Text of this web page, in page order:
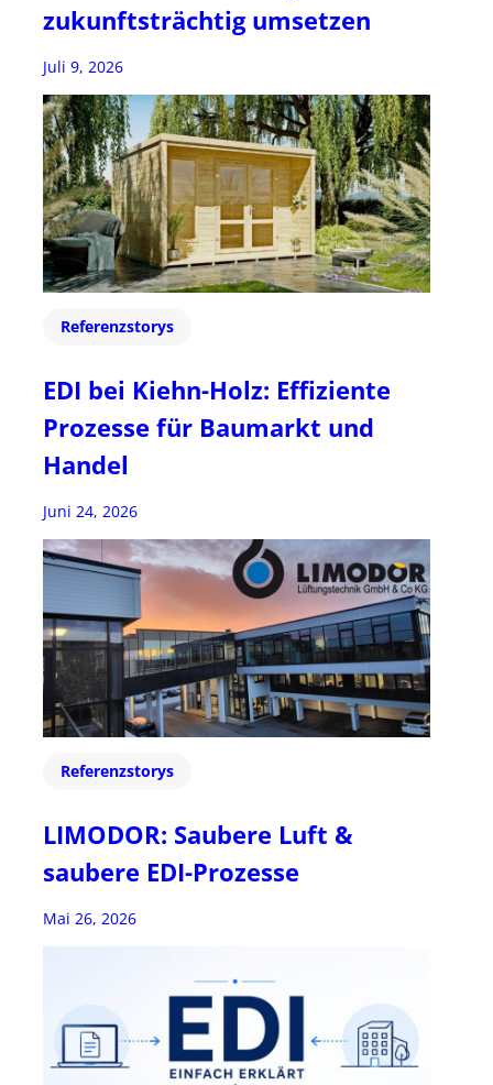
zukunftsträchtig umsetzen
Juli 9, 2026
Referenzstorys
EDI bei Kiehn-Holz: Effiziente
Prozesse für Baumarkt und
Handel
Juni 24, 2026
Referenzstorys
LIMODOR: Saubere Luft &
saubere EDI-Prozesse
Mai 26, 2026